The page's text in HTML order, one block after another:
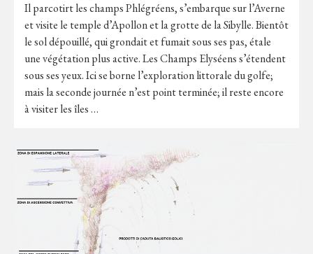
Il parcotirt les champs Phlégréens, s’embarque sur l’Averne
et visite le temple d’Apollon et la grotte de la Sibylle. Bientôt
le sol dépouillé, qui grondait et fumait sous ses pas, étale
une végétation plus active. Les Champs Elyséens s’étendent
sous ses yeux. Ici se borne l’exploration littorale du golfe;
mais la seconde journée n’est point terminée; il reste encore
à visiter les îles …